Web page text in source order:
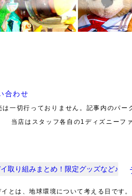
一切行っておりません。記事内のパー
当店はスタッフ各自の1ディズニーフ
とは、地球環境について考える日です